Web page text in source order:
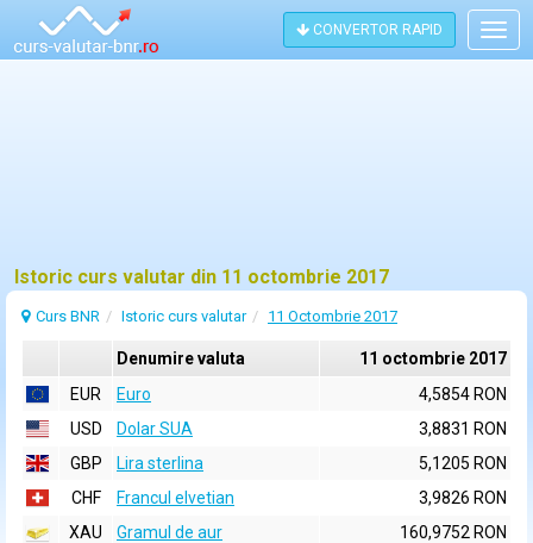
CONVERTOR RAPID
Istoric curs valutar din 11 octombrie 2017
Curs BNR Istoric curs valutar 11 Octombrie 2017
Denumire valuta
11 octombrie 2017
EUR
Euro
4,5854 RON
USD
Dolar SUA
3,8831 RON
GBP
Lira sterlina
5,1205 RON
CHF
Francul elvetian
3,9826 RON
XAU
Gramul de aur
160,9752 RON